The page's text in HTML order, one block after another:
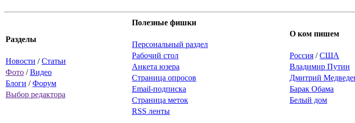
Разделы
Новости /Статьи
Фото /Видео
Блоги /Форум
Выбор редактора
Полезные фишки
Персональный раздел
Рабочий стол
Анкета юзера
Страница опросов
Email-подписка
Страница меток
RSS ленты
О ком пишем
Россия /США
Владимир Путин
Дмитрий
Барак Обама
Белый дом